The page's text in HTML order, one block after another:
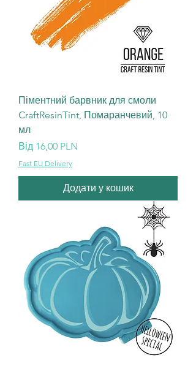
Піментний барвник для смоли
CraftResinTint, Помаранчевий, 10
мл
Від 16,00 PLN
За розпродажем
Fast EU Delivery
Додати у кошик